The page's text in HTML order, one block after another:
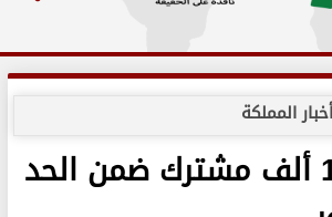
أخبار المملكة
الضمان: 187 ألف مشترك ضمن الحد